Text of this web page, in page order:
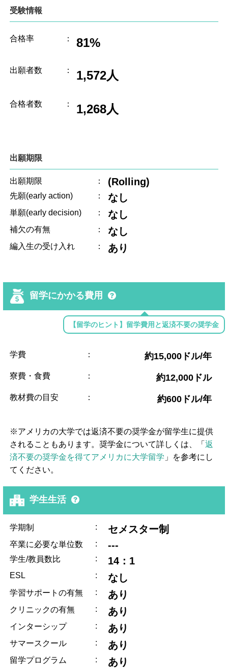
受験情報
合格率 ： 81%
出願者数 ： 1,572人
合格者数 ： 1,268人
出願期限
出願期限 ： (Rolling)
先願(early action) ： なし
単願(early decision) ： なし
補欠の有無 ： なし
編入生の受け入れ ： あり
留学にかかる費用
【留学のヒント】留学費用と返済不要の奨学金
学費 ： 約15,000ドル/年
寮費・食費 ： 約12,000ドル
教材費の目安 ： 約600ドル/年
※アメリカの大学では返済不要の奨学金が留学生に提供
されることもあります。奨学金について詳しくは、「返
済不要の奨学金を得てアメリカに大学留学 」を参考にし
てください。
学生生活
学期制 : セメスター制
卒業に必要な単位数 : ---
学生/教員数比 : 14：1
ESL : なし
学習サポートの有無 : あり
クリニックの有無 : あり
インターシップ : あり
サマースクール : あり
留学プログラム : あり